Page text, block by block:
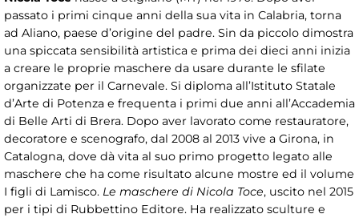
passato i primi cinque anni della sua vita in Calabria, torna
ad Aliano, paese d’origine del padre. Sin da piccolo dimostra
una spiccata sensibilità artistica e prima dei dieci anni inizia
a creare le proprie maschere da usare durante le sfilate
organizzate per il Carnevale. Si diploma all’Istituto Statale
d’Arte di Potenza e frequenta i primi due anni all’Accademia
di Belle Arti di Brera. Dopo aver lavorato come restauratore,
decoratore e scenografo, dal 2008 al 2013 vive a Girona, in
Catalogna, dove dà vita al suo primo progetto legato alle
maschere che ha come risultato alcune mostre ed il volume
I figli di Lamisco. Le maschere di Nicola Toce, uscito nel 2015
per i tipi di Rubbettino Editore. Ha realizzato sculture e